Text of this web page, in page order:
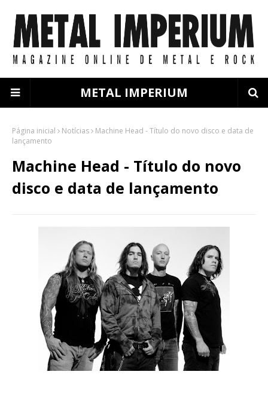
METAL IMPERIUM
Página inicial Notícias
Machine Head - Título do novo disco e data de
lançamento
Machine Head - Título do novo
disco e data de lançamento